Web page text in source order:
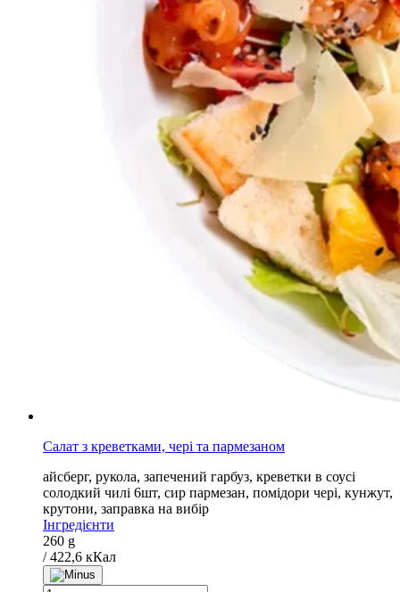
Салат з креветками, чері та пармезаном
айсберг, рукола, запечений гарбуз, креветки в соусі
солодкий чилі 6шт, сир пармезан, помідори чері, кунжут,
крутони, заправка на вибір
Інгредієнти
260 g
/ 422,6 кКал